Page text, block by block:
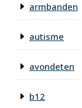
armbanden
autisme
avondeten
b12